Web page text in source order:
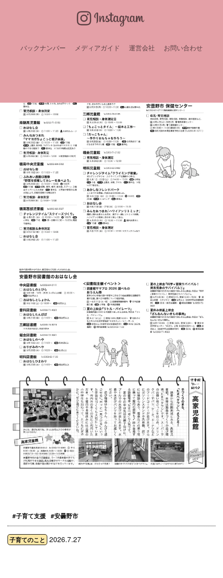
バックナンバー メディアガイド 運営会社 お問い合わせ
#子育て支援 #安曇野市
子育てのこと 2026.7.27